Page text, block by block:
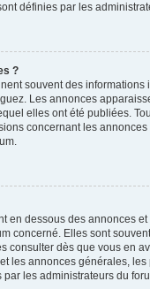
définies par les
?
souvent des informations
Les annonces
elles ont été publiées.
concernant les
en dessous des annonces
concerné. Elles sont
consulter dès que vous en
les annonces générales,
par les administrateurs du